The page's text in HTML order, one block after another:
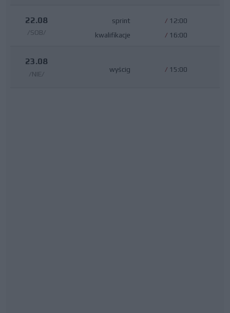
22.08
/SOB/
sprint
kwalifikacje
/ 12:00
/ 16:00
23.08
/NIE/
wyścig / 15:00